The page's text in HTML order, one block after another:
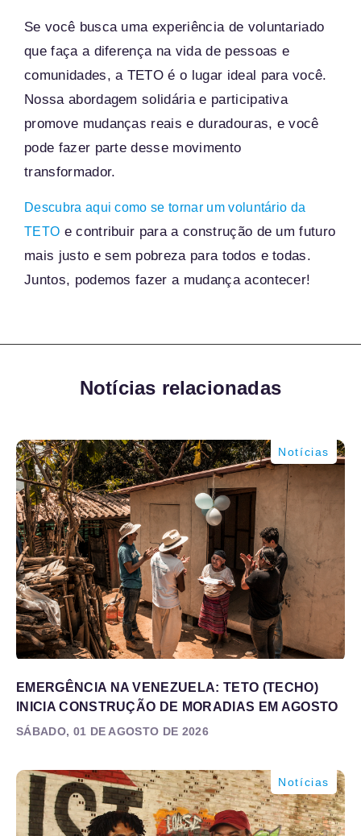
Se você busca uma experiência de voluntariado
que faça a diferença na vida de pessoas e
comunidades, a TETO é o lugar ideal para você.
Nossa abordagem solidária e participativa
promove mudanças reais e duradouras, e você
pode fazer parte desse movimento
transformador.
Descubra aqui como se tornar um voluntário da
TETO e contribuir para a construção de um futuro
mais justo e sem pobreza para todos e todas.
Juntos, podemos fazer a mudança acontecer!
Notícias relacionadas
Notícias
EMERGÊNCIA NA VENEZUELA: TETO (TECHO)
INICIA CONSTRUÇÃO DE MORADIAS EM AGOSTO
SÁBADO, 01 DE AGOSTO DE 2026
Notícias